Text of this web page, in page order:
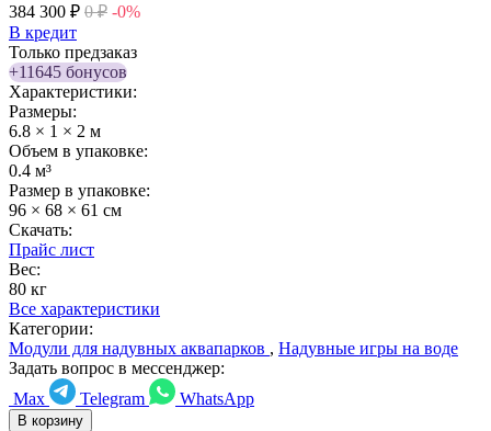
384 300 ₽ 0 ₽ -0%
В кредит
Только предзаказ
+11645 бонусов
Характеристики:
Размеры:
6.8 × 1 × 2 м
Объем в упаковке:
0.4 м³
Размер в упаковке:
96 × 68 × 61 см
Скачать:
Прайс лист
Вес:
80 кг
Все характеристики
Категории:
Модули для надувных аквапарков , Надувные игры на воде
Задать вопрос в мессенджер:
Max
Telegram WhatsApp
В корзину